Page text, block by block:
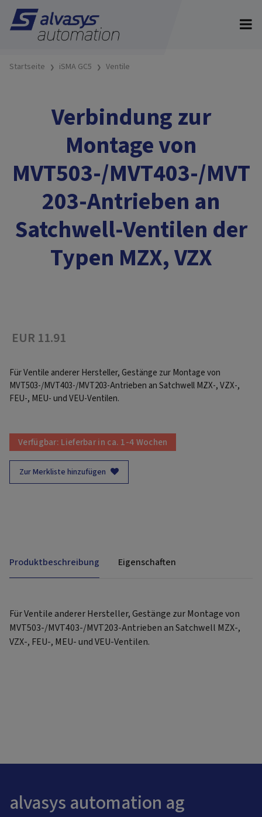
Startseite iSMA GC5 Ventile
Verbindung zur
Montage von
MVT503-/MVT403-/MVT
203-Antrieben an
Satchwell-Ventilen der
Typen MZX, VZX
EUR 11.91
Für Ventile anderer Hersteller, Gestänge zur Montage von
MVT503-/MVT403-/MVT203-Antrieben an Satchwell MZX-, VZX-,
FEU-, MEU- und VEU-Ventilen.
Verfügbar: Lieferbar in ca. 1-4 Wochen
Zur Merkliste hinzufügen
Produktbeschreibung Eigenschaften
Für Ventile anderer Hersteller, Gestänge zur Montage von
MVT503-/MVT403-/MVT203-Antrieben an Satchwell MZX-,
VZX-, FEU-, MEU- und VEU-Ventilen.
alvasys automation ag